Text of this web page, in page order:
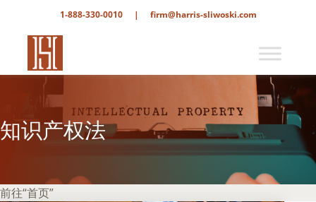
1-888-330-0010 | firm@harris-sliwoski.com
知识产权法
前往“首页”